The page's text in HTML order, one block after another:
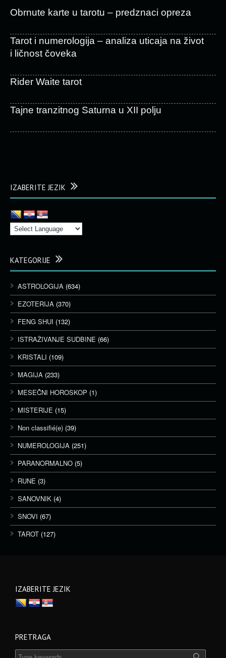
Obrnute karte u tarotu – predznaci opreza
Tarot i numerologija – analiza uticaja na život
i ličnost čoveka
Rider Waite tarot
Tajne tranzitnog Saturna u XII polju
IZABERITE JEZIK
KATEGORIJE
ASTROLOGIJA (634)
EZOTERIJA (370)
FENG SHUI (132)
ISTRAŽIVANJE SUDBINE (66)
KRISTALI (109)
MAGIJA (233)
MESEČNI HOROSKOP (1)
MISTERIJE (15)
Non classifié(e) (39)
NUMEROLOGIJA (251)
PARANORMALNO (5)
RUNE (3)
SANOVNIK (4)
SNOVI (67)
TAROT (127)
IZABERITE JEZIK
PRETRAGA